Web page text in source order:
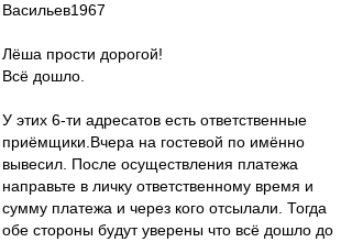
Васильев1967
Лёша прости дорогой!
Всё дошло.
У этих 6-ти адресатов есть ответственные
приёмщики.Вчера на гостевой по имённо
вывесил. После осуществления платежа
направьте в личку ответственному время и
сумму платежа и через кого отсылали. Тогда
обе стороны будут уверены что всё дошло до